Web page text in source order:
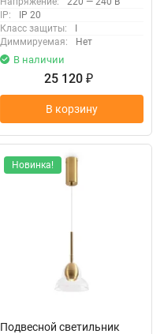
IP:
IP 20
Класс защиты:
I
Диммируемая:
Нет
В наличии
25 120 ₽
В корзину
Новинка!
Подвесной светильник